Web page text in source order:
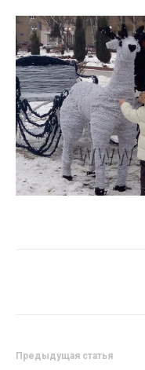
Предыдущая статья